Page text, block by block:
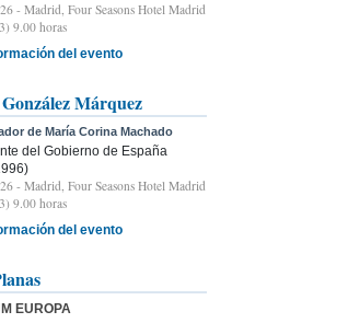
- Madrid, Four Seasons Hotel Madrid
9.00 horas
del evento
Márquez
de María Corina Machado
del Gobierno de España
- Madrid, Four Seasons Hotel Madrid
9.00 horas
del evento
EUROPA